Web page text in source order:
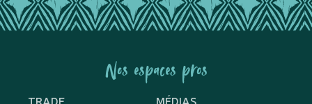
Nos espaces pros
TRADE
MÉDIAS